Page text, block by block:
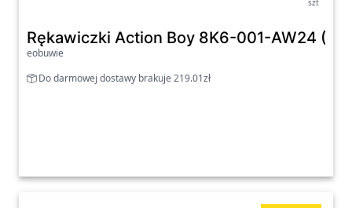
szt
Rękawiczki Action Boy 8K6-001-AW24 (3-
eobuwie
Do darmowej dostawy brakuje 219.01zł